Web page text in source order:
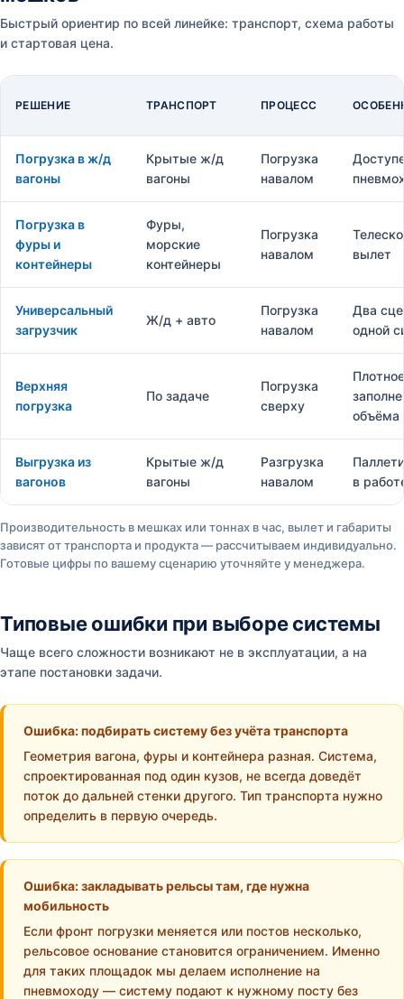
Быстрый ориентир по всей линейке: транспорт, схема работы
и стартовая цена.
РЕШЕНИЕ ТРАНСПОРТ ПРОЦЕСС
Погрузка в ж/д
вагоны
Крытые ж/д
вагоны
Погрузка
навалом
Погрузка в
фуры и
контейнеры
Фуры,
морские
контейнеры
Погрузка
навалом
вылет
Универсальный
загрузчик
Ж/д + авто
Погрузка
навалом
Два
одной
Верхняя
погрузка
По задаче
Погрузка
сверху
Плотное
объёма
Выгрузка из
вагонов
Крытые ж/д
вагоны
Разгрузка
навалом
в
Производительность в мешках или тоннах в час, вылет и габариты
зависят от транспорта и продукта — рассчитываем индивидуально.
Готовые цифры по вашему сценарию уточняйте у менеджера.
Типовые ошибки при выборе системы
Чаще всего сложности возникают не в эксплуатации, а на
этапе постановки задачи.
Ошибка: подбирать систему без учёта транспорта
Геометрия вагона, фуры и контейнера разная. Система,
спроектированная под один кузов, не всегда доведёт
поток до дальней стенки другого. Тип транспорта нужно
определить в первую очередь.
Ошибка: закладывать рельсы там, где нужна
мобильность
Если фронт погрузки меняется или постов несколько,
рельсовое основание становится ограничением. Именно
для таких площадок мы делаем исполнение на
пневмоходу — систему подают к нужному посту без